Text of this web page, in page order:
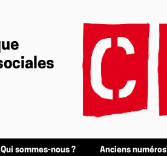
Qui sommes-nous ? Anciens numéros